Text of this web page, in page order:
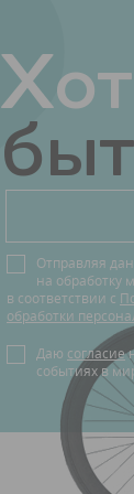
?
Отправляя
на обработку
в соответствии с
обработки
Даю согласиена получение новостей о
событиях в